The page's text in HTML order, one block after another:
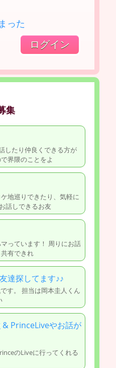
った
集
したり仲良くできる方が
界隈のことをよ
地巡りできたり、気軽に
話しできるお友
っています！ 周りにお話
有できれ
達探してます♪♪
す。 担当は岡本圭人くん
PrinceLiveやお話が
のLiveに行ってくれる